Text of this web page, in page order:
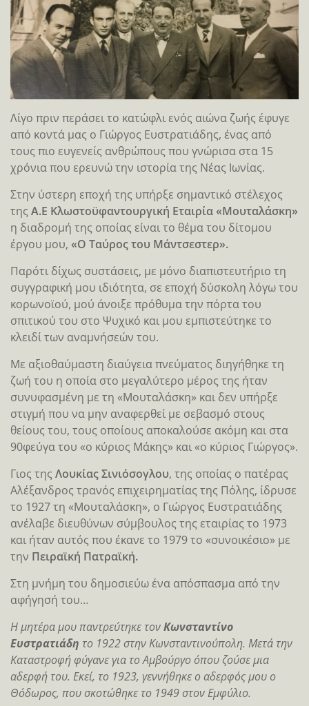
Λίγο πριν περάσει το κατώφλι ενός αιώνα ζωής έφυγε
από κοντά μας ο Γιώργος Ευστρατιάδης, ένας από
τους πιο ευγενείς ανθρώπους που γνώρισα στα 15
χρόνια που ερευνώ την ιστορία της Νέας Ιωνίας.
Στην ύστερη εποχή της υπήρξε σημαντικό στέλεχος
της Α.Ε Κλωστοϋφαντουργική Εταιρία «Μουταλάσκη»
η διαδρομή της οποίας είναι το θέμα του δίτομου
έργου μου, «Ο Ταύρος του Μάντσεστερ».
Παρότι δίχως συστάσεις, με μόνο διαπιστευτήριο τη
συγγραφική μου ιδιότητα, σε εποχή δύσκολη λόγω του
κορωνοϊού, μού άνοιξε πρόθυμα την πόρτα του
σπιτικού του στο Ψυχικό και μου εμπιστεύτηκε το
κλειδί των αναμνήσεών του.
Με αξιοθαύμαστη διαύγεια πνεύματος διηγήθηκε τη
ζωή του η οποία στο μεγαλύτερο μέρος της ήταν
συνυφασμένη με τη «Μουταλάσκη» και δεν υπήρξε
στιγμή που να μην αναφερθεί με σεβασμό στους
θείους του, τους οποίους αποκαλούσε ακόμη και στα
90φεύγα του «ο κύριος Μάκης» και «ο κύριος Γιώργος».
Γιος της Λουκίας Σινιόσογλου, της οποίας ο πατέρας
Αλέξανδρος τρανός επιχειρηματίας της Πόλης, ίδρυσε
το 1927 τη «Μουταλάσκη», o Γιώργος Ευστρατιάδης
ανέλαβε διευθύνων σύμβουλος της εταιρίας το 1973
και ήταν αυτός που έκανε το 1979 το «συνοικέσιο» με
την Πειραϊκή Πατραϊκή.
Στη μνήμη του δημοσιεύω ένα απόσπασμα από την
αφήγησή του…
Η μητέρα μου παντρεύτηκε τονΚωνσταντίνο
Ευστρατιάδη το 1922 στην Κωνσταντινούπολη. Μετά την
Καταστροφή φύγανε για το Αμβούργο όπου ζούσε μια
αδερφή του. Εκεί, το 1923, γεννήθηκε ο αδερφός μου ο
Θόδωρος, που σκοτώθηκε το 1949 στον Εμφύλιο.